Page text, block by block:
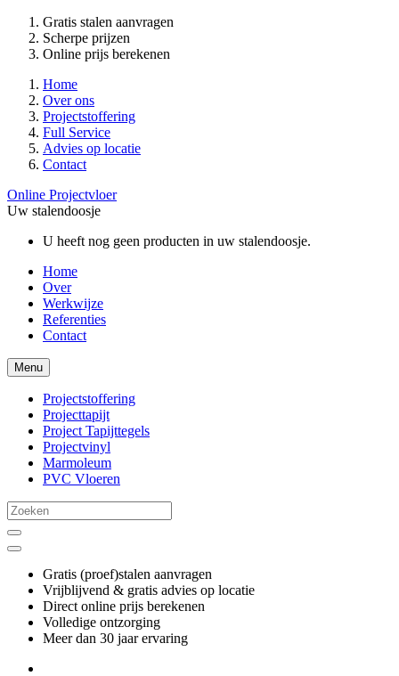
Gratis stalen aanvragen
Scherpe prijzen
Online prijs berekenen
Home
Over ons
Projectstoffering
Full Service
Advies op locatie
Contact
Online Projectvloer
Uw stalendoosje
U heeft nog geen producten in uw stalendoosje.
Home
Over
Werkwijze
Referenties
Contact
Menu
Projectstoffering
Projecttapijt
Project Tapijttegels
Projectvinyl
Marmoleum
PVC Vloeren
Gratis (proef)stalen aanvragen
Vrijblijvend & gratis advies op locatie
Direct online prijs berekenen
Volledige ontzorging
Meer dan 30 jaar ervaring